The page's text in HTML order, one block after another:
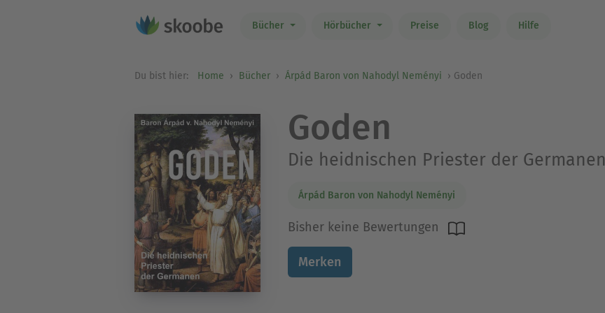
Bücher Hörbücher Preise Blog Hilfe
Du bist hier: Home Bücher Árpád Baron von Nahodyl Neményi Goden
Goden
Die heidnischen Priester der Germanen
Árpád Baron von Nahodyl Neményi
Bisher keine Bewertungen
Merken